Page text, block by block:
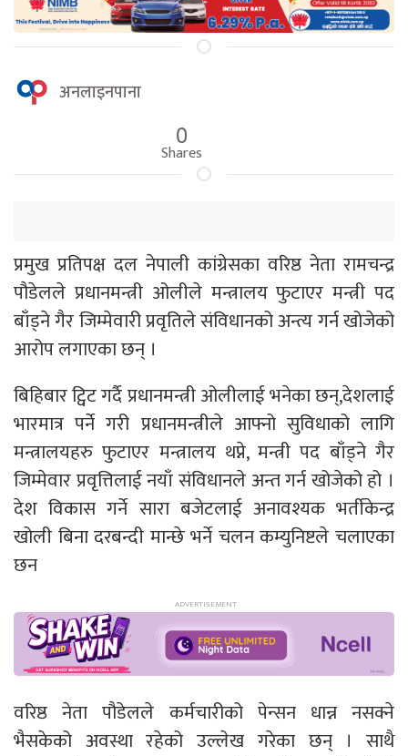
अनलाइनपाना
0
Shares
प्रमुख प्रतिपक्ष दल नेपाली कांग्रेसका वरिष्ठ नेता रामचन्द्र
पौडेलले प्रधानमन्त्री ओलीले मन्त्रालय फुटाएर मन्त्री पद
बाँड्ने गैर जिम्मेवारी प्रवृतिले संविधानको अन्त्य गर्न खोजेको
आरोप लगाएका छन् ।
बिहिबार ट्विट गर्दै प्रधानमन्त्री ओलीलाई भनेका छन्,देशलाई
भारमात्र पर्ने गरी प्रधानमन्त्रीले आफ्नो सुविधाको लागि
मन्त्रालयहरु फुटाएर मन्त्रालय थप्ने, मन्त्री पद बाँड्ने गैर
जिम्मेवार प्रवृत्तिलाई नयाँ संविधानले अन्त गर्न खोजेको हो ।
देश विकास गर्ने सारा बजेटलाई अनावश्यक भर्तीकेन्द्र
खोली बिना दरबन्दी मान्छे भर्ने चलन कम्युनिष्टले चलाएका
छन
वरिष्ठ नेता पौडेलले कर्मचारीको पेन्सन धान्न नसक्ने
भैसकेको अवस्था रहेको उल्लेख गरेका छन् । साथै